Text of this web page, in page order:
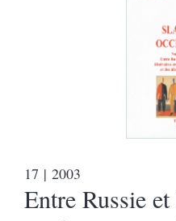
17 | 2003
Entre Russie